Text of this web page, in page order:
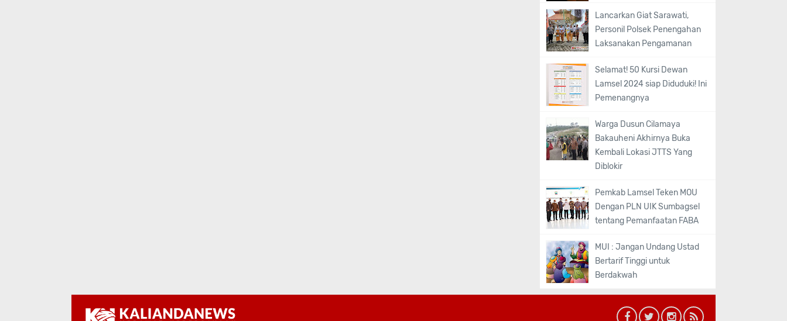
Lancarkan Giat Sarawati,
Personil Polsek Penengahan
Laksanakan Pengamanan
Selamat! 50 Kursi Dewan
Lamsel 2024 siap Diduduki! Ini
Pemenangnya
Warga Dusun Cilamaya
Bakauheni Akhirnya Buka
Kembali Lokasi JTTS Yang
Diblokir
Pemkab Lamsel Teken MOU
Dengan PLN UIK Sumbagsel
tentang Pemanfaatan FABA
MUI : Jangan Undang Ustad
Bertarif Tinggi untuk
Berdakwah